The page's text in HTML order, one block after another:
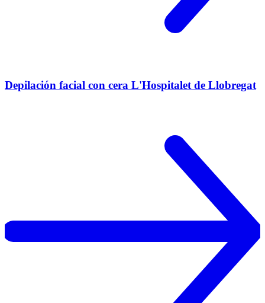
Depilación facial con cera L'Hospitalet de Llobregat